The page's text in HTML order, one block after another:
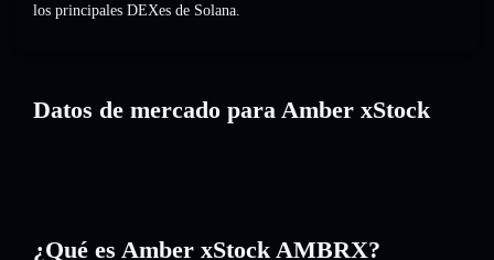
los principales DEXes de Solana.
Datos de mercado para Amber xStock
¿Qué es Amber xStock AMBRX?